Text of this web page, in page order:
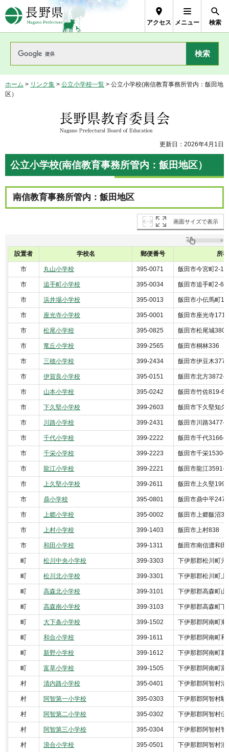
長野県Nagano Prefecture
アクセス メニュー 検索
ホーム > リンク集 > 公立小学校一覧 > 公立小学校(南信教育事務所管内：飯田地
区）
長野県教育委員会
更新日：2026年4月1日
公立小学校(南信教育事務所管内：飯田地区）
南信教育事務所管内：飯田地区
画面サイズで表示
設置者 学校名 郵便番号 所
市 丸山小学校 395-0071 飯田市今宮町2-
市 追手町小学校 395-0034 飯田市追手町2-
市 浜井場小学校 395-0013 飯田市小伝馬町1-
市 座光寺小学校 395-0001 飯田市座光寺
市 松尾小学校 395-0825 飯田市松尾城
市 竜丘小学校 399-2565 飯田市桐林336
市 三穂小学校 399-2434 飯田市伊豆木3778
市 伊賀良小学校 395-0151 飯田市北方3872-1
市 山本小学校 395-0242 飯田市竹佐819-6
市 下久堅小学校 399-2603 飯田市下久堅知久
市 川路小学校 399-2431 飯田市川路3477-1
市 千代小学校 399-2222 飯田市千代3166-2
市 千栄小学校 399-2223 飯田市千栄1530-1
市 龍江小学校 399-2221 飯田市龍江3591-1
市 上久堅小学校 399-2611 飯田市上久堅
市 鼎小学校 395-0801 飯田市鼎中平2472
市 上郷小学校 395-0002 飯田市上郷飯沼
市 上村小学校 399-1403 飯田市上村838
市 和田小学校 399-1311 飯田市南信濃和田
町 松川中央小学校 399-3303 下伊那郡松川町
町 松川北小学校 399-3301 下伊那郡松川町上
町 高森北小学校 399-3101 下伊那郡高森町
町 高森南小学校 399-3103 下伊那郡高森町下
町 大下条小学校 399-1502 下伊那郡阿南町
町 和合小学校 399-1611 下伊那郡阿南町和
町 新野小学校 399-1612 下伊那郡阿南町新
町 富草小学校 399-1505 下伊那郡阿南町
村 清内路小学校 395-0401 下伊那郡阿智村
村 阿智第一小学校 395-0303 下伊那郡阿智村駒
村 阿智第二小学校 395-0302 下伊那郡阿智村伍
村 阿智第三小学校 395-0304 下伊那郡阿智村智
村 浪合小学校 395-0501 下伊那郡阿智村浪